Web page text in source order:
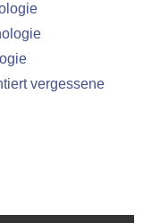
vergessene